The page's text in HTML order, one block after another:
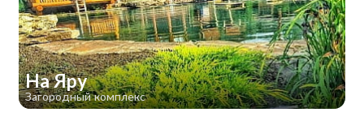
На Яру
Загородный комплекс